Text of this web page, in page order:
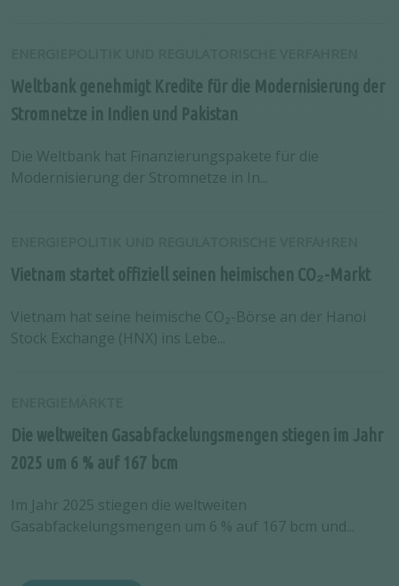
Weltbank genehmigt Kredite für die Modernisierung der
Stromnetze in Indien und Pakistan
Die Weltbank hat Finanzierungspakete für die
Modernisierung der Stromnetze in In...
Vietnam startet offiziell seinen heimischen CO₂-Markt
Vietnam hat seine heimische CO₂-Börse an der Hanoi
Stock Exchange (HNX) ins Lebe...
Die weltweiten Gasabfackelungsmengen stiegen im Jahr
2025 um 6 % auf 167 bcm
Im Jahr 2025 stiegen die weltweiten
Gasabfackelungsmengen um 6 % auf 167 bcm und...